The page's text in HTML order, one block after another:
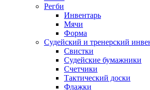
Регби
Инвентарь
Мячи
Форма
Судейский и тренерский
Свистки
Судейские бумажники
Счетчики
Тактический доски
Флажки